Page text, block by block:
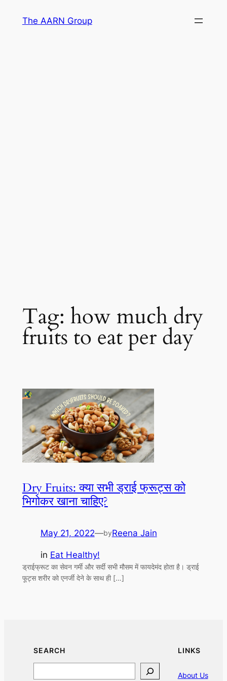
The AARN Group
Tag: how much dry
fruits to eat per day
Dry Fruits: क्या सभी ड्राई फ्रूट्स को
भिगोकर खाना चाहिए?
May 21, 2022—byReena Jain
in Eat Healthy!
ड्राईफ्रूट का सेवन गर्मी और सर्दी सभी मौसम में फायदेमंद होता है। ड्राई
फूट्स शरीर को एनर्जी देने के साथ ही […]
SEARCH LINKS
About Us